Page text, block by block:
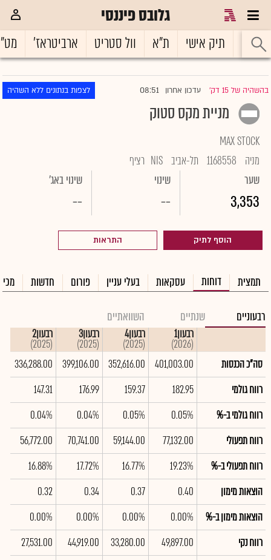
גלובס פיננסי
ראשי תיק אישי ת"א וול סטריט ארביטראז'
בהשהיה של 15 דק' |עדכון אחרון 08:51 לצפות בנתונים ללא השהיה
מניית מקס סטוק
MAX STOCK
מניה
1168558 תל-אביב NIS רציף
שער
3,353
שינוי
--
שינוי באג'
--
הוסף לתיק התראות
תמצית דוחות עסקאות בעלי עניין פורום חדשות
רבעוניים שנתיים השוואתיים
רבעון1
(2026)
רבעון4
(2025)
רבעון3
(2025)
רבעון2
(2025)
סה"כ הכנסות
401,003.00
352,616.00
399,106.00
336,288.00
רווח גולמי
182.95
159.37
176.99
147.31
רווח גולמי ב-%
0.05%
0.05%
0.04%
0.04%
רווח תפעולי
77,132.00
59,144.00
70,741.00
56,772.00
רווח תפעולי ב-%
19.23%
16.77%
17.72%
16.88%
הוצאות מימון
0.40
0.37
0.34
0.32
הוצאות מימון ב-%
0.00%
0.00%
0.00%
0.00%
רווח נקי
49,897.00
33,280.00
44,919.00
27,531.00